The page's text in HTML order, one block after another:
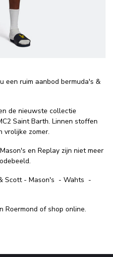
een ruim aanbod bermuda's &
de nieuwste collectie
Saint Barth. Linnen stoffen
vrolijke zomer.
en Replay zijn niet meer
Scott - Mason's - Wahts -
Roermond of shop online.